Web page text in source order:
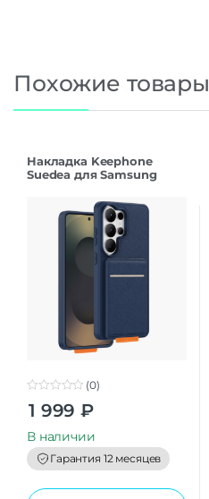
Похожие товары
Накладка Keephone
Suedea для Samsung
t
o
f
5
(0)
1 999 ₽
В наличии
Гарантия 12 месяцев